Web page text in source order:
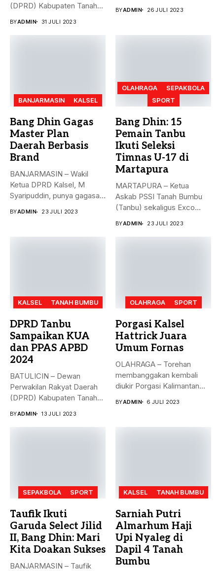
(DPRD) Kabupaten Tanah
BYADMIN 31 JULI 2023
BYADMIN 26 JULI 2023
BANJARMASIN KALSEL
Bang Dhin Gagas
Master Plan
Daerah Berbasis
Brand
BANJARMASIN – Wakil
Ketua DPRD Kalsel, M
Syaripuddin, punya gagasan
BYADMIN 23 JULI 2023
OLAHRAGA
SEPAKBOLA
SPORT
Bang Dhin: 15
Pemain Tanbu
Ikuti Seleksi
Timnas U-17 di
Martapura
MARTAPURA – Ketua
Askab PSSI Tanah Bumbu
(Tanbu) sekaligus Exco
BYADMIN 23 JULI 2023
KALSEL TANAH BUMBU
DPRD Tanbu
Sampaikan KUA
dan PPAS APBD
2024
BATULICIN – Dewan
Perwakilan Rakyat Daerah
(DPRD) Kabupaten Tanah
BYADMIN 13 JULI 2023
OLAHRAGA SPORT
Porgasi Kalsel
Hattrick Juara
Umum Fornas
OLAHRAGA – Torehan
membanggakan kembali
diukir Porgasi Kalimantan
BYADMIN 6 JULI 2023
SEPAKBOLA SPORT
Taufik Ikuti
Garuda Select Jilid
II, Bang Dhin: Mari
Kita Doakan Sukses
BANJARMASIN – Taufik
KALSEL TANAH BUMBU
Sarniah Putri
Almarhum Haji
Upi Nyaleg di
Dapil 4 Tanah
Bumbu